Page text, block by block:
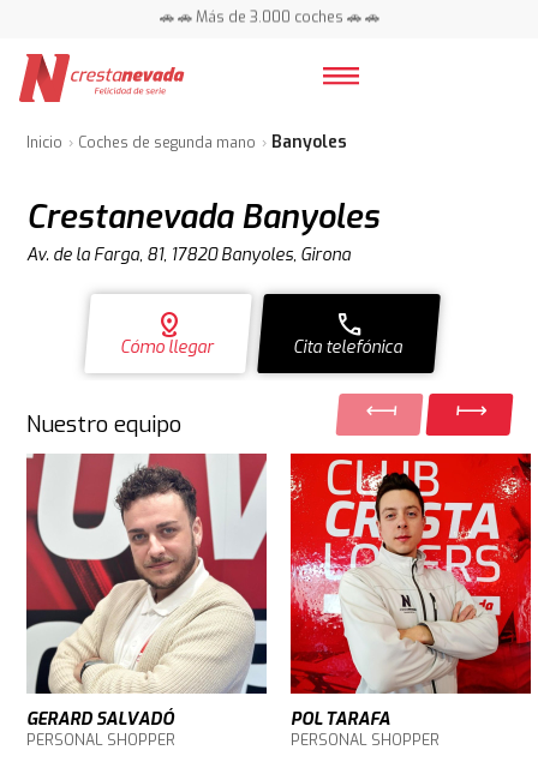
📍 Centros en toda España ⭐
📍 Centros en toda España ⭐
Inicio Coches de segunda mano Banyoles
Crestanevada Banyoles
Av. de la Farga, 81, 17820 Banyoles, Girona
distance
Cómo llegar
call
Cita telefónica
Nuestro equipo
GERARD SALVADÓ
PERSONAL SHOPPER
POL TARAFA
PERSONAL SHOPPER